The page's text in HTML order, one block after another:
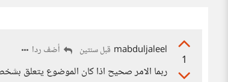
1
mabduljaleel قبل سنتين أضف ردا
ربما الامر صحيح اذا كان الموضوع يتعلق